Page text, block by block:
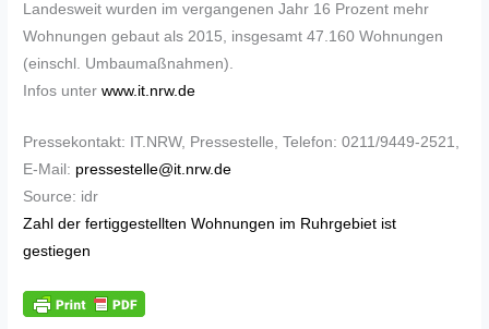
Landesweit wurden im vergangenen Jahr 16 Prozent mehr
Wohnungen gebaut als 2015, insgesamt 47.160 Wohnungen
(einschl. Umbaumaßnahmen).
Infos unterwww.it.nrw.de
Pressekontakt: IT.NRW, Pressestelle, Telefon: 0211/9449-2521,
E-Mail: pressestelle@it.nrw.de
Source: idr
Zahl der fertiggestellten Wohnungen im Ruhrgebiet ist
gestiegen